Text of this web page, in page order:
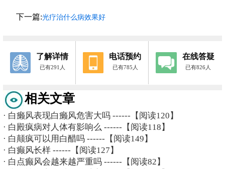
下一篇:光疗治什么病效果好
了解详情
已有291人
电话预约
已有785人
在线答疑
已有826人
相关文章
· 白癞风表现白癞风危害大吗 ------【阅读120】
· 白殿疯病对人体有影响么 ------【阅读118】
· 白颠疯可以用白醋吗 ------【阅读149】
· 白癫风长样 ------【阅读127】
· 白点癫风会越来越严重吗 ------【阅读82】